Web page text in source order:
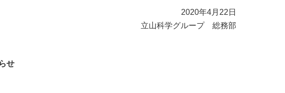
2020年4月22日
立山科学グループ 総務部
せ